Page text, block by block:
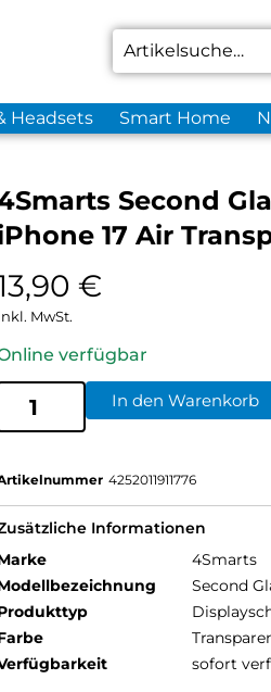
Headsets Smart Home
Second
17 Air
€
MwSt.
verfügbar
In den Warenkorb
4252011911776
Informationen
4Smarts
Second
sofort